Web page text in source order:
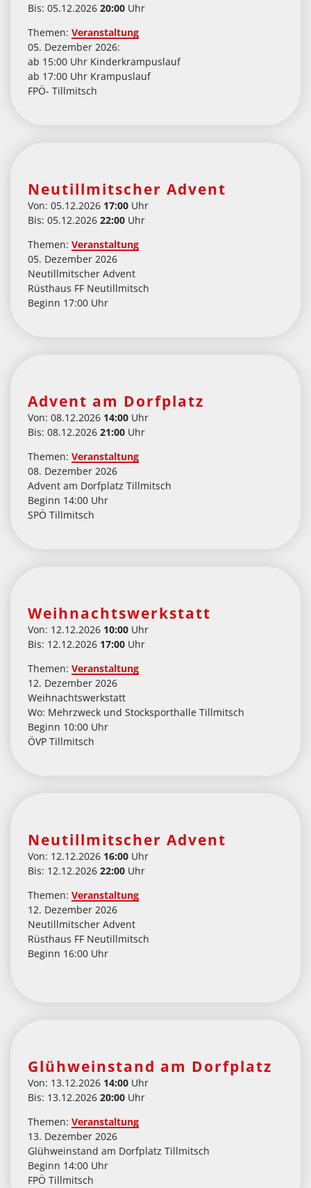
Bis: 05.12.2026 20:00 Uhr
Themen: Veranstaltung
05. Dezember 2026:
ab 15:00 Uhr Kinderkrampuslauf
ab 17:00 Uhr Krampuslauf
FPÖ- Tillmitsch
Neutillmitscher Advent
Von: 05.12.2026 17:00 Uhr
Bis: 05.12.2026 22:00 Uhr
Themen: Veranstaltung
05. Dezember 2026
Neutillmitscher Advent
Rüsthaus FF Neutillmitsch
Beginn 17:00 Uhr
Advent am Dorfplatz
Von: 08.12.2026 14:00 Uhr
Bis: 08.12.2026 21:00 Uhr
Themen: Veranstaltung
08. Dezember 2026
Advent am Dorfplatz Tillmitsch
Beginn 14:00 Uhr
SPÖ Tillmitsch
Weihnachtswerkstatt
Von: 12.12.2026 10:00 Uhr
Bis: 12.12.2026 17:00 Uhr
Themen: Veranstaltung
12. Dezember 2026
Weihnachtswerkstatt
Wo: Mehrzweck und Stocksporthalle Tillmitsch
Beginn 10:00 Uhr
ÖVP Tillmitsch
Neutillmitscher Advent
Von: 12.12.2026 16:00 Uhr
Bis: 12.12.2026 22:00 Uhr
Themen: Veranstaltung
12. Dezember 2026
Neutillmitscher Advent
Rüsthaus FF Neutillmitsch
Beginn 16:00 Uhr
Glühweinstand am Dorfplatz
Von: 13.12.2026 14:00 Uhr
Bis: 13.12.2026 20:00 Uhr
Themen: Veranstaltung
13. Dezember 2026
Glühweinstand am Dorfplatz Tillmitsch
Beginn 14:00 Uhr
FPÖ Tillmitsch